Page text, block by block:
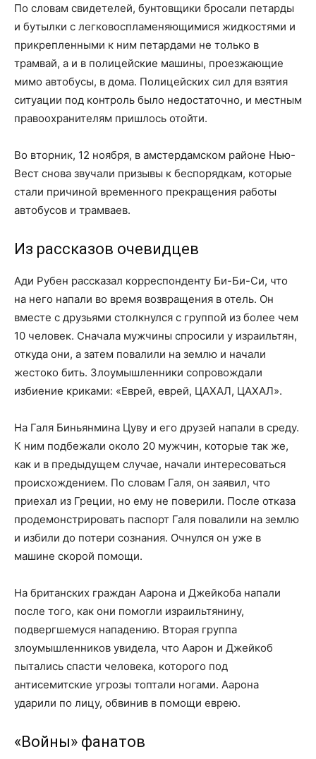
По словам свидетелей, бунтовщики бросали петарды
и бутылки с легковоспламеняющимися жидкостями и
прикрепленными к ним петардами не только в
трамвай, а и в полицейские машины, проезжающие
мимо автобусы, в дома. Полицейских сил для взятия
ситуации под контроль было недостаточно, и местным
правоохранителям пришлось отойти.
Во вторник, 12 ноября, в амстердамском районе Нью-
Вест снова звучали призывы к беспорядкам, которые
стали причиной временного прекращения работы
автобусов и трамваев.
Из рассказов очевидцев
Ади Рубен рассказал корреспонденту Би-Би-Си, что
на него напали во время возвращения в отель. Он
вместе с друзьями столкнулся с группой из более чем
10 человек. Сначала мужчины спросили у израильтян,
откуда они, а затем повалили на землю и начали
жестоко бить. Злоумышленники сопровождали
избиение криками: «Еврей, еврей, ЦАХАЛ, ЦАХАЛ».
На Галя Биньянмина Цуву и его друзей напали в среду.
К ним подбежали около 20 мужчин, которые так же,
как и в предыдущем случае, начали интересоваться
происхождением. По словам Галя, он заявил, что
приехал из Греции, но ему не поверили. После отказа
продемонстрировать паспорт Галя повалили на землю
и избили до потери сознания. Очнулся он уже в
машине скорой помощи.
На британских граждан Аарона и Джейкоба напали
после того, как они помогли израильтянину,
подвергшемуся нападению. Вторая группа
злоумышленников увидела, что Аарон и Джейкоб
пытались спасти человека, которого под
антисемитские угрозы топтали ногами. Аарона
ударили по лицу, обвинив в помощи еврею.
«Войны» фанатов